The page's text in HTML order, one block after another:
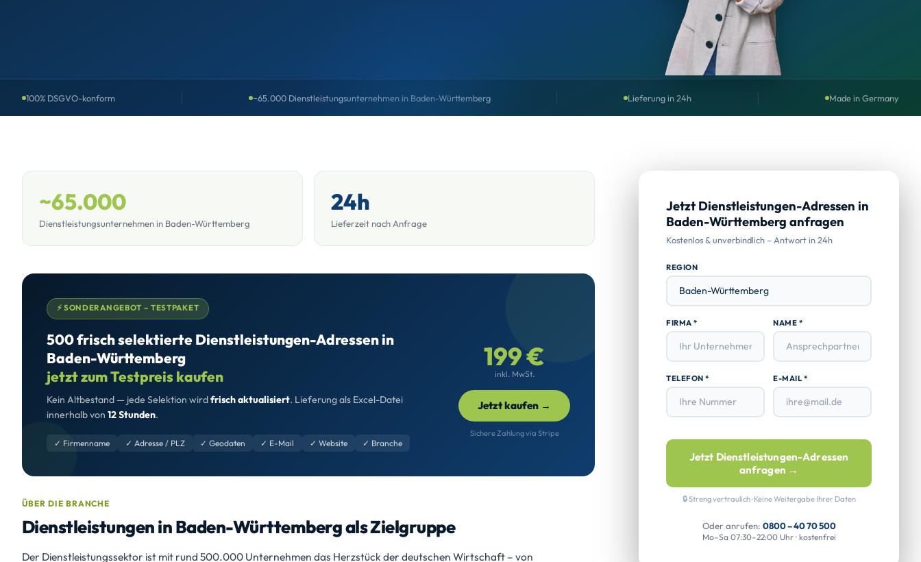
100% DSGVO-konform ~65.000 Dienstleistungsunternehmen in Baden-Württemberg Lieferung in 24h Made in Germany
~65.000
Dienstleistungsunternehmen in Baden-Württemberg
24h
Lieferzeit nach Anfrage
⚡ SONDERANGEBOT – TESTPAKET
500 frisch selektierte Dienstleistungen-Adressen in
Baden-Württemberg
jetzt zum Testpreis kaufen
Kein Altbestand — jede Selektion wirdfrisch aktualisiert. Lieferung als Excel-Datei
innerhalb von 12 Stunden.
✓ Firmenname ✓ Adresse / PLZ ✓ Geodaten ✓ E-Mail ✓ Website ✓ Branche
199 €
inkl. MwSt.
Jetzt kaufen →
Sichere Zahlung via Stripe
ÜBER DIE BRANCHE
Dienstleistungen in Baden-Württemberg als Zielgruppe
Der Dienstleistungssektor ist mit rund 500.000 Unternehmen das Herzstück der deutschen Wirtschaft – von
Jetzt Dienstleistungen-Adressen in
Baden-Württemberg anfragen
Kostenlos & unverbindlich – Antwort in 24h
REGION
FIRMA * NAME *
TELEFON * E-MAIL *
Jetzt Dienstleistungen-Adressen
anfragen →
🔒 Streng vertraulich · Keine Weitergabe Ihrer Daten
Oder anrufen: 0800 – 40 70 500
Mo–Sa 07:30–22:00 Uhr · kostenfrei